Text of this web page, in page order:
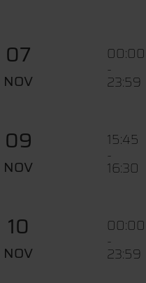
07
NOV
00:00
-
23:59
09
NOV
15:45
-
16:30
10
NOV
00:00
-
23:59